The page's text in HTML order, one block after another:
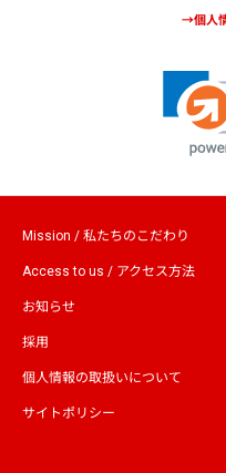
→個人
Mission / 私たちのこだわり
Access to us / アクセス方法
お知らせ
採用
個人情報の取扱いについて
サイトポリシー